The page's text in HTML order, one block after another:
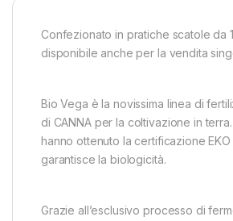
Confezionato in pratiche scatole da
disponibile anche per la vendita
Bio Vega è la novissima linea di
di CANNA per la coltivazione in
hanno ottenuto la certificazione EKO
garantisce la biologicità.
Grazie all’esclusivo processo di